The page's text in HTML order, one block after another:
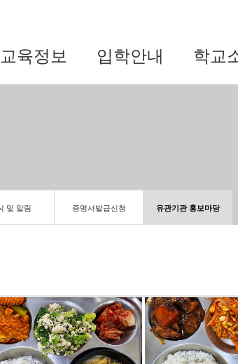
교육정보 입학안내 학교
및 알림 증명서발급신청 유관기관 홍보마당